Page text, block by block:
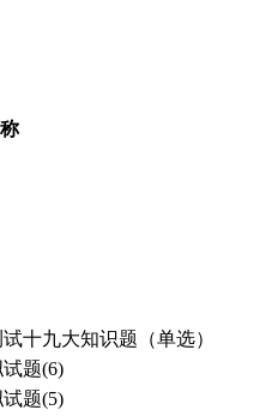
十九大知识题（单选）
题(6)
题(5)